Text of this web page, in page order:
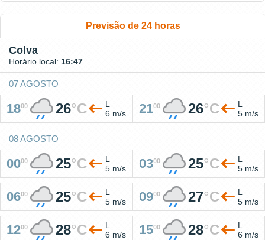
Previsão de 24 horas
Colva
Horário local: 16:47
07 AGOSTO
1800 26°C
L
6 m/s
2100 26°C
L
5 m/s
08 AGOSTO
0000 25°C
L
5 m/s
0300 25°C
L
5 m/s
0600 25°C
L
5 m/s
0900 27°C
L
5 m/s
1200 28°C
L
6 m/s
1500 28°C
L
6 m/s